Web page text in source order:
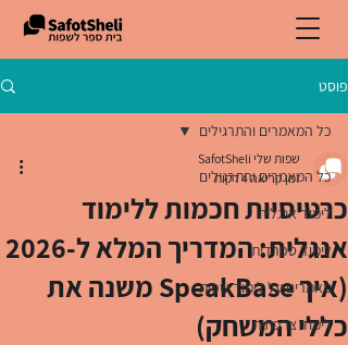
פוסט
כל המאמרים והתרגילים
לימוד אנגלית
לימוד ספרדית
מאמרים על לימוד שפות
לימוד צרפתית
כל המאמרים והתרגילים
כרטיסיות חכמות ללימוד
אנגלית: המדריך המלא ל-2026
(איך SpeakBase משנה את
כללי המשחק)
שפות שלי SafotSheli
זמן קריאה 4 דקות